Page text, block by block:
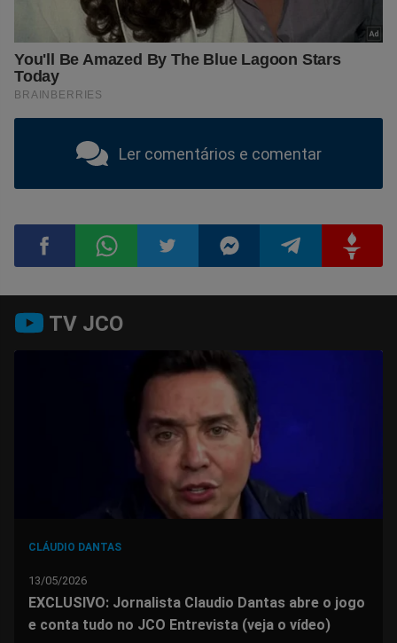
Ler comentários e comentar
Compartilhar
WhatsappTwitter
no
Messenger
no
no
TV JCO
CLÁUDIO DANTAS
13/05/2026
EXCLUSIVO: Jornalista Claudio Dantas abre o jogo
e conta tudo no JCO Entrevista (veja o vídeo)